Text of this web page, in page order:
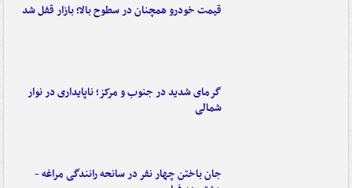
قیمت خودرو همچنان در سطوح بالا؛ بازار قفل شد
گرمای شدید در جنوب و مرکز؛ ناپایداری در نوار
شمالی
جان باختن چهار نفر در سانحه رانندگی مراغه -